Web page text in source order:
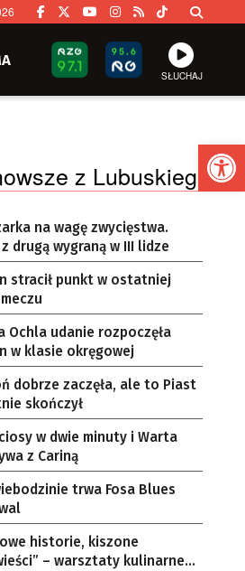
SŁUCHAJ
z Lubuskiego
na wagę zwycięstwa.
z drugą wygraną w III lidze
stracił punkt w ostatniej
Ochla udanie rozpoczęła
w klasie okręgowej
dobrze zaczęła, ale to Piast
skończył
w dwie minuty i Warta
z Cariną
trwa Fosa Blues
historie, kiszone
– warsztaty kulinarne w